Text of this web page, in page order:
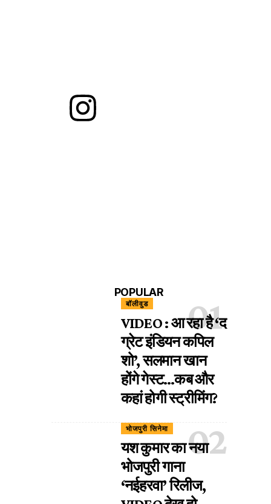
POPULAR
बॉलीवुड
VIDEO : आ रहा है ‘द
ग्रेट इंडियन कपिल
शो’, सलमान खान
होंगे गेस्ट…कब और
कहां होगी स्ट्रीमिंग?
भोजपुरी सिनेमा
यश कुमार का नया
भोजपुरी गाना
‘नईहरवा’ रिलीज,